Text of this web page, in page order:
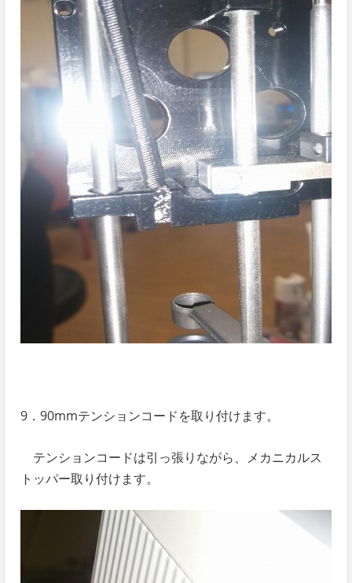
9．90mmテンションコードを取り付けます。
テンションコードは引っ張りながら、メカニカルス
トッパー取り付けます。